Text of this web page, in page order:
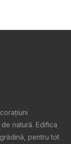
natură. Edifica
pentru tot